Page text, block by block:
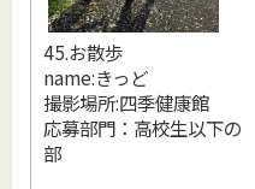
45.お散歩
name:きっど
撮影場所:四季健康館
応募部門：高校生以下の
部